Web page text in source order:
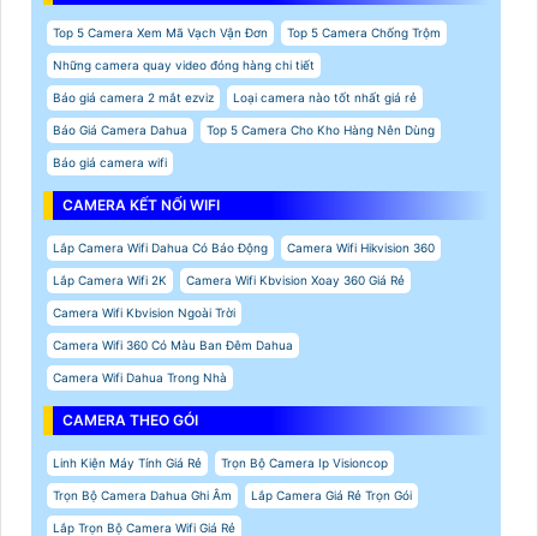
Top 5 Camera Xem Mã Vạch Vận Đơn Top 5 Camera Chống Trộm
Những camera quay video đóng hàng chi tiết
Báo giá camera 2 mắt ezviz Loại camera nào tốt nhất giá rẻ
Báo Giá Camera Dahua Top 5 Camera Cho Kho Hàng Nên Dùng
Báo giá camera wifi
CAMERA KẾT NỐI WIFI
Lắp Camera Wifi Dahua Có Báo Động Camera Wifi Hikvision 360
Lắp Camera Wifi 2K Camera Wifi Kbvision Xoay 360 Giá Rẻ
Camera Wifi Kbvision Ngoài Trời
Camera Wifi 360 Có Màu Ban Đêm Dahua
Camera Wifi Dahua Trong Nhà
CAMERA THEO GÓI
Linh Kiện Máy Tính Giá Rẻ Trọn Bộ Camera Ip Visioncop
Trọn Bộ Camera Dahua Ghi Âm Lắp Camera Giá Rẻ Trọn Gói
Lắp Trọn Bộ Camera Wifi Giá Rẻ